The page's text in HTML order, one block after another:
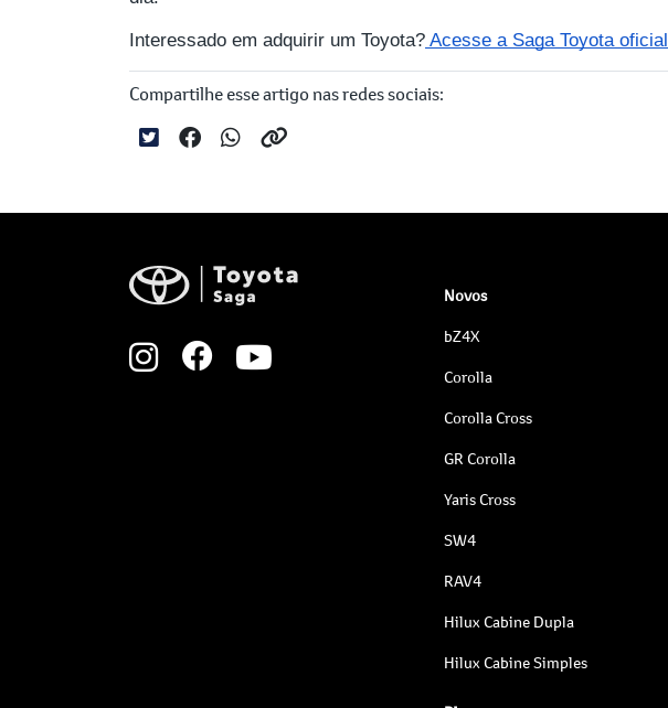
Interessado em adquirir um Toyota? Acesse a Saga Toyota oficial
Compartilhe esse artigo nas redes sociais:
Novos
bZ4X
Corolla
Corolla Cross
GR Corolla
Yaris Cross
SW4
RAV4
Hilux Cabine Dupla
Hilux Cabine Simples